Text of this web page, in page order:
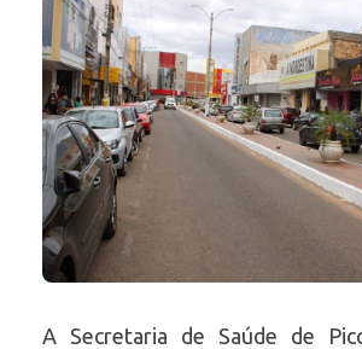
A Secretaria de Saúde de